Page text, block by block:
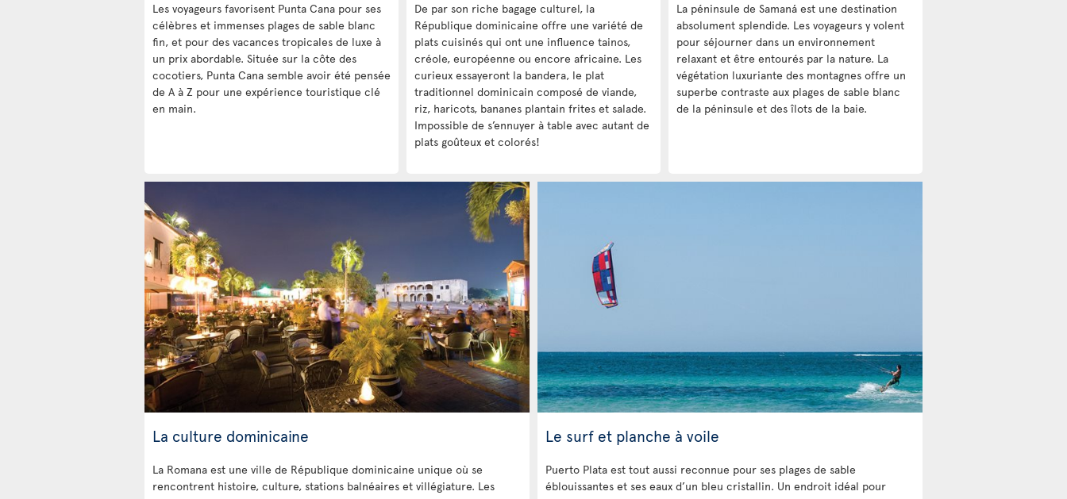
Les voyageurs favorisent Punta Cana pour ses
célèbres et immenses plages de sable blanc
fin, et pour des vacances tropicales de luxe à
un prix abordable. Située sur la côte des
cocotiers, Punta Cana semble avoir été pensée
de A à Z pour une expérience touristique clé
en main.
De par son riche bagage culturel, la
République dominicaine offre une variété de
plats cuisinés qui ont une influence tainos,
créole, européenne ou encore africaine. Les
curieux essayeront la bandera, le plat
traditionnel dominicain composé de viande,
riz, haricots, bananes plantain frites et salade.
Impossible de s’ennuyer à table avec autant de
plats goûteux et colorés!
La péninsule de Samaná est une destination
absolument splendide. Les voyageurs y volent
pour séjourner dans un environnement
relaxant et être entourés par la nature. La
végétation luxuriante des montagnes offre un
superbe contraste aux plages de sable blanc
de la péninsule et des îlots de la baie.
La culture dominicaine
La Romana est une ville de République dominicaine unique où se
rencontrent histoire, culture, stations balnéaires et villégiature. Les
Le surf et planche à voile
Puerto Plata est tout aussi reconnue pour ses plages de sable
éblouissantes et ses eaux d’un bleu cristallin. Un endroit idéal pour